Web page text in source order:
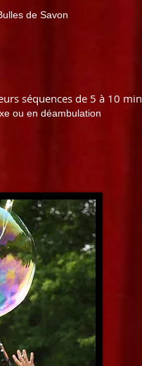
de Savon
séquences de 5 à 10 min
ou en déambulation